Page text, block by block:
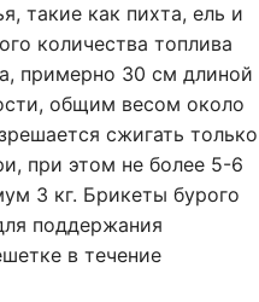
такие как пихта, ель и
количества топлива
примерно 30 см длиной
общим весом около
сжигать только
при этом не более 5-6
3 кг. Брикеты бурого
поддержания
в течение